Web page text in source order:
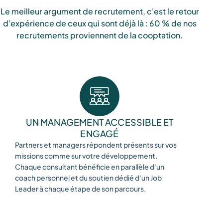
Le meilleur argument de recrutement, c'est le retour
d'expérience de ceux qui sont déjà là : 60 % de nos
recrutements proviennent de la cooptation.
UN MANAGEMENT ACCESSIBLE ET
ENGAGÉ
Partners et managers répondent présents sur vos
missions comme sur votre développement.
Chaque consultant bénéficie en parallèle d'un
coach personnel et du soutien dédié d'un Job
Leader à chaque étape de son parcours.